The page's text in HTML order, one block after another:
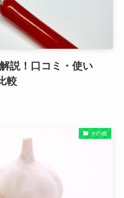
説！口コミ・使い
較
その他